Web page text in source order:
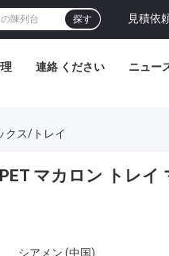
見積依
探す
連絡 ください ニュー
クス/トレイ
マカロン トレイ
シアメン (中国)